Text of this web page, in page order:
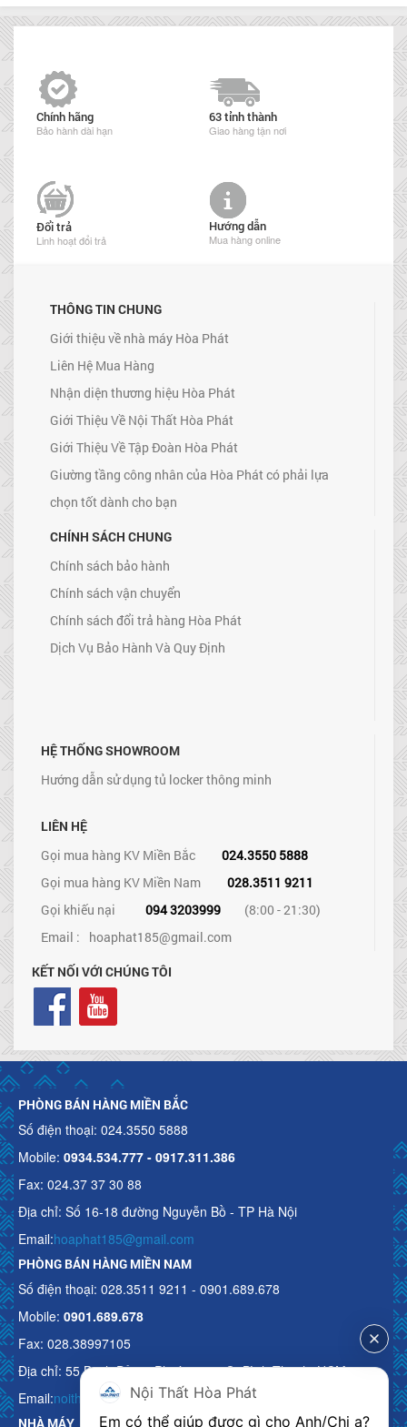
Chính hãng
Bảo hành dài hạn
63 tỉnh thành
Giao hàng tận nơi
Đổi trả
Linh hoạt đổi trả
Hướng dẫn
Mua hàng online
THÔNG TIN CHUNG
Giới thiệu về nhà máy Hòa Phát
Liên Hệ Mua Hàng
Nhận diện thương hiệu Hòa Phát
Giới Thiệu Về Nội Thất Hòa Phát
Giới Thiệu Về Tập Đoàn Hòa Phát
Giường tầng công nhân của Hòa Phát có phải lựa
chọn tốt dành cho bạn
CHÍNH SÁCH CHUNG
Chính sách bảo hành
Chính sách vận chuyển
Chính sách đổi trả hàng Hòa Phát
Dịch Vụ Bảo Hành Và Quy Định
HỆ THỐNG SHOWROOM
Hướng dẫn sử dụng tủ locker thông minh
LIÊN HỆ
Gọi mua hàng KV Miền Bắc
024.3550 5888
Gọi mua hàng KV Miền Nam
028.3511 9211
Gọi khiếu nại
094 3203999
(8:00 - 21:30)
Email : hoaphat185@gmail.com
KẾT NỐI VỚI CHÚNG TÔI
PHÒNG BÁN HÀNG MIỀN BẮC
Số điện thoại: 024.3550 5888
Mobile: 0934.534.777 - 0917.311.386
Fax: 024.37 37 30 88
Địa chỉ: Số 16-18 đường Nguyễn Bồ - TP Hà Nội
Email:hoaphat185@gmail.com
PHÒNG BÁN HÀNG MIỀN NAM
Số điện thoại: 028.3511 9211 - 0901.689.678
Mobile: 0901.689.678
Fax: 028.38997105
Địa chỉ: 55 Bạch Đằng, Phường 15, Q. Bình Thạnh, HCM
Email:noithathoaphattot@gmail.com
NHÀ MÁY
Nội Thất Hòa Phát